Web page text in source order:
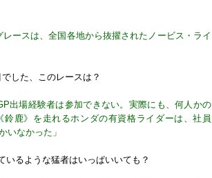
ースは、全国各地から抜擢されたノービス・ライ
した、このレースは？
出場経験者は参加できない。実際にも、何人かの
鹿》を走れるホンダの有資格ライダーは、社員
いなかった」
るような猛者はいっぱいいても？